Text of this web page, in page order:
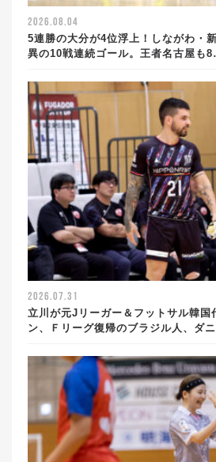
2026.08.04
5連勝の大分が4位浮上！しながわ・
異の10戦連続ゴール。王者名古屋
2026.07.31
立川が元Jリーガー＆フットサル韓国
ン、Ｆリーグ復帰のブラジル人、ダ